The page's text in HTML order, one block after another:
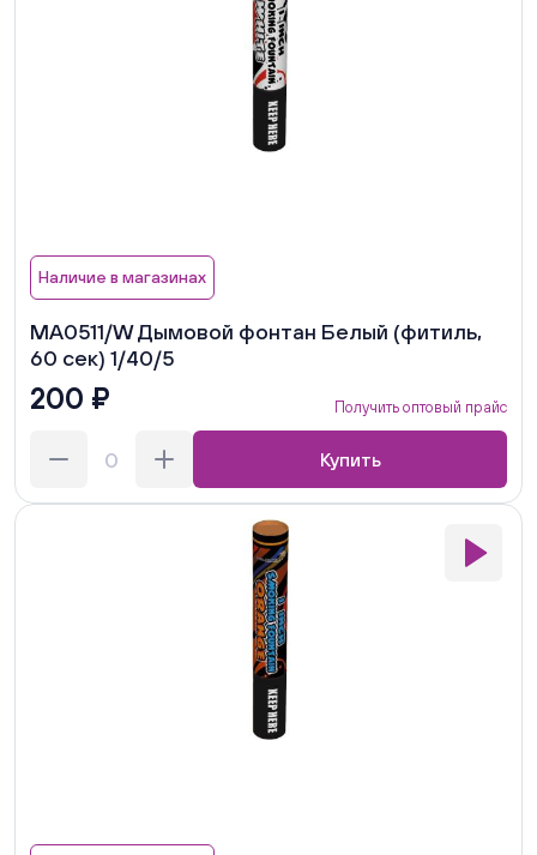
Наличие в магазинах
MA0511/W Дымовой фонтан Белый (фитиль,
60 сек) 1/40/5
200 ₽ Получить оптовый прайс
Купить